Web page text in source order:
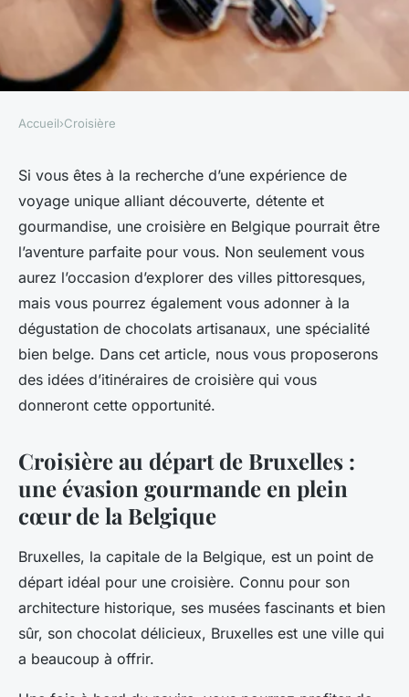
Quels itinéraires de croisière
permettent de participer à des
dégustations de chocolats
artisanaux en Belgique?
delphine•25 avril 2024•6 min de lecture
Accueil›Croisière
Si vous êtes à la recherche d’une expérience de
voyage unique alliant découverte, détente et
gourmandise, une croisière en Belgique pourrait être
l’aventure parfaite pour vous. Non seulement vous
aurez l’occasion d’explorer des villes pittoresques,
mais vous pourrez également vous adonner à la
dégustation de chocolats artisanaux, une spécialité
bien belge. Dans cet article, nous vous proposerons
des idées d’itinéraires de croisière qui vous
donneront cette opportunité.
Croisière au départ de Bruxelles :
une évasion gourmande en plein
cœur de la Belgique
Bruxelles, la capitale de la Belgique, est un point de
départ idéal pour une croisière. Connu pour son
architecture historique, ses musées fascinants et bien
sûr, son chocolat délicieux, Bruxelles est une ville qui
a beaucoup à offrir.